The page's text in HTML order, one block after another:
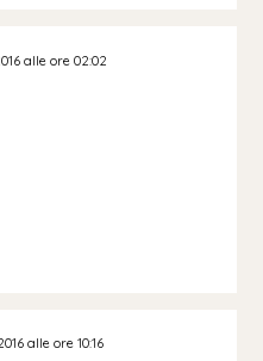
alle ore 02:02
alle ore 10:16